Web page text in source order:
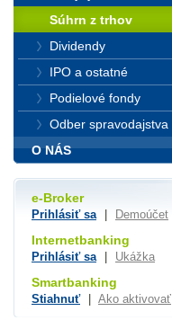
Súhrn z trhov
Dividendy
IPO a ostatné
Podielové fondy
Odber spravodajstva
O NÁS
e-Broker
Prihlásiť sa Demoúčet
Internetbanking
Prihlásiť sa Ukážka
Smartbanking
Stiahnuť Ako aktivovať